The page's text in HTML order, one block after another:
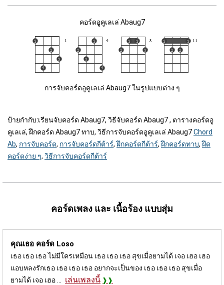
คอร์ดอูคูเลเล่ Abaug7
การจับคอร์ดอูคูเลเล่ Abaug7 ในรูปแบบต่าง ๆ
ป้ายกำกับ:เรียนจับคอร์ด Abaug7, วิธีจับคอร์ด Abaug7 , ตารางคอร์ดอู
คูเลเล่, ฝึกคอร์ด Abaug7 ทาบ, วิธีการจับคอร์ดอูคูเลเล่ Abaug7Chord
Ab, การจับคอร์ด, การจับคอร์ดกีต้าร์,ฝึกคอร์ดกีต้าร์,ฝึกคอร์ดทาบ,ฝึด
คอร์ดง่าย ๆ, วิธีการจับคอร์ดกีต้าร์
คอร์ดเพลง และ เนื้อร้อง แบบสุ่ม
คุณเธอ คอร์ด Loso
เธอ เธอ เธอ ไม่มีใครเหมือน เธอ เธอ เธอ สุขเมื่อยามได้ เจอ เฮอ เฮอ
แอบหลงรักเธอ เธอ เธอ เธอ อยากจะเป็นของ เธอ เธอ เธอ สุขเมื่อ
ยามได้ เจอ เฮอ ...
เล่นเพลงนี้